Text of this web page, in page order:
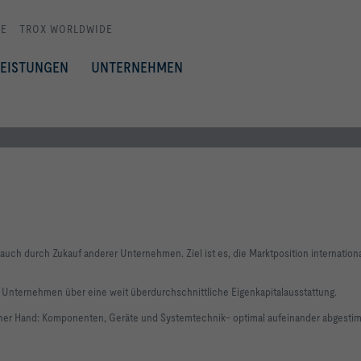
TROX WORLDWIDE
UNTERNEHMEN
durch Zukauf anderer Unternehmen. Ziel ist es, die Marktposition
über eine weit überdurchschnittliche Eigenkapitalausstattung.
Hand: Komponenten, Geräte und Systemtechnik– optimal aufeinander